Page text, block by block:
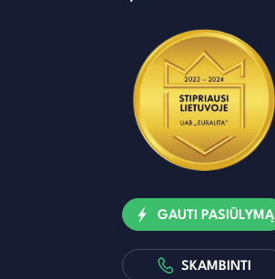
GAUTI PASIŪLYMĄ
SKAMBINTI